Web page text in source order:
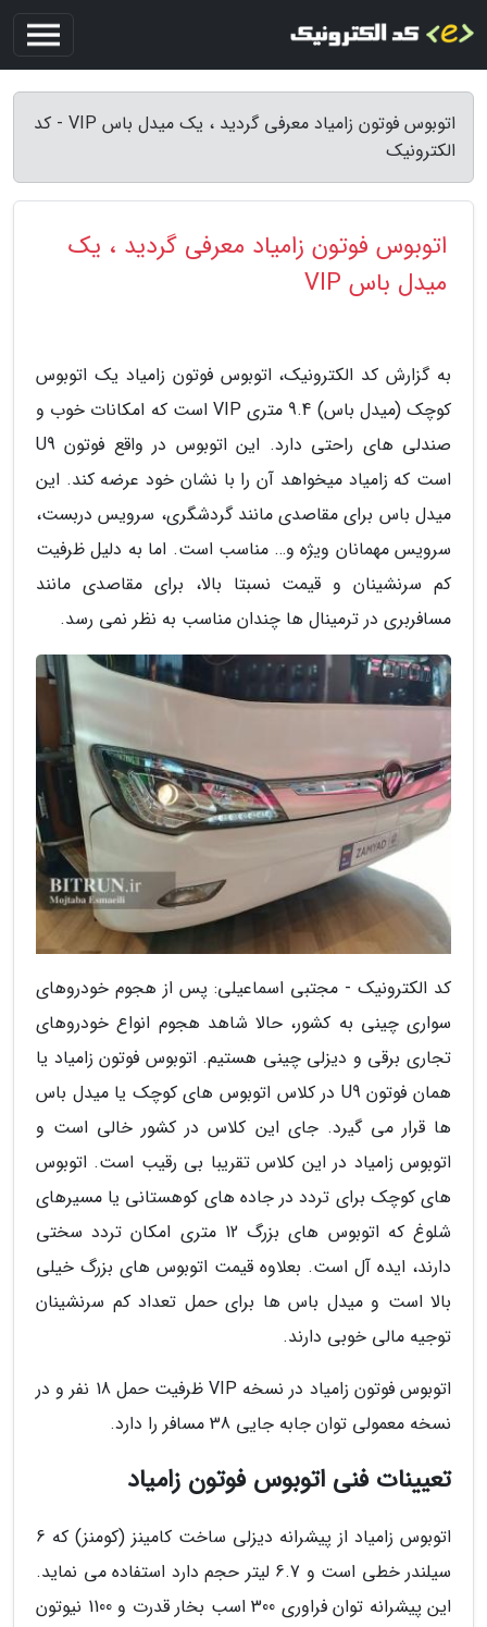
اتوبوس فوتون زامیاد معرفی گردید ، یک میدل باس VIP - کد
الکترونیک
اتوبوس فوتون زامیاد معرفی گردید ، یک
میدل باس VIP
به گزارش کد الکترونیک، اتوبوس فوتون زامیاد یک اتوبوس
کوچک (میدل باس) 9.4 متری VIP است که امکانات خوب و
صندلی های راحتی دارد. این اتوبوس در واقع فوتون U9
است که زامیاد میخواهد آن را با نشان خود عرضه کند. این
میدل باس برای مقاصدی مانند گردشگری، سرویس دربست،
سرویس مهمانان ویژه و… مناسب است. اما به دلیل ظرفیت
کم سرنشینان و قیمت نسبتا بالا، برای مقاصدی مانند
مسافربری در ترمینال ها چندان مناسب به نظر نمی رسد.
کد الکترونیک - مجتبی اسماعیلی: پس از هجوم خودروهای
سواری چینی به کشور، حالا شاهد هجوم انواع خودروهای
تجاری برقی و دیزلی چینی هستیم. اتوبوس فوتون زامیاد یا
همان فوتون U9 در کلاس اتوبوس های کوچک یا میدل باس
ها قرار می گیرد. جای این کلاس در کشور خالی است و
اتوبوس زامیاد در این کلاس تقریبا بی رقیب است. اتوبوس
های کوچک برای تردد در جاده های کوهستانی یا مسیرهای
شلوغ که اتوبوس های بزرگ 12 متری امکان تردد سختی
دارند، ایده آل است. بعلاوه قیمت اتوبوس های بزرگ خیلی
بالا است و میدل باس ها برای حمل تعداد کم سرنشینان
توجیه مالی خوبی دارند.
اتوبوس فوتون زامیاد در نسخه VIP ظرفیت حمل 18 نفر و در
نسخه معمولی توان جابه جایی 38 مسافر را دارد.
تعیینات فنی اتوبوس فوتون زامیاد
اتوبوس زامیاد از پیشرانه دیزلی ساخت کامینز (کومنز) که 6
سیلندر خطی است و 6.7 لیتر حجم دارد استفاده می نماید.
این پیشرانه توان فراوری 300 اسب بخار قدرت و 1100 نیوتون